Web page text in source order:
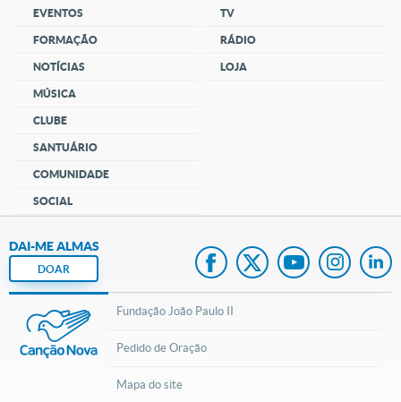
EVENTOS
FORMAÇÃO
NOTÍCIAS
MÚSICA
CLUBE
SANTUÁRIO
COMUNIDADE
SOCIAL
TV
RÁDIO
LOJA
DAI-ME ALMAS
DOAR
Fundação João Paulo II
Pedido de Oração
Mapa do site